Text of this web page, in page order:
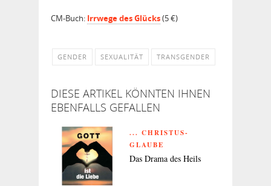
CM-Buch: Irrwege des Glücks(5 €)
GENDER SEXUALITÄT TRANSGENDER
DIESE ARTIKEL KÖNNTEN IHNEN
EBENFALLS GEFALLEN
... CHRISTUS-
GLAUBE
Das Drama des Heils